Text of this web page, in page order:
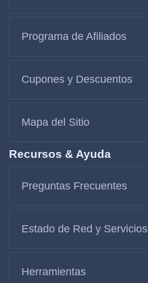
Programa de Afiliados
Cupones y Descuentos
Mapa del Sitio
Recursos & Ayuda
Preguntas Frecuentes
Estado de Red y Servicios
Herramientas